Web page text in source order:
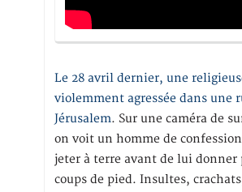
Le 28 avril dernier, une
violemment agressée dans une
Jérusalem. Sur une caméra de
on voit un homme de
jeter à terre avant de lui donner
coups de pied. Insultes,